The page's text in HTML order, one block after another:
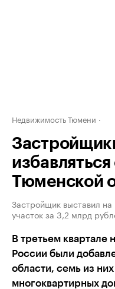
Недвижимость Тюмени
Тюменской
Застройщик выставил
участок за 3,2 млрд
В третьем квартале
России были
области, семь из
многоквартирных